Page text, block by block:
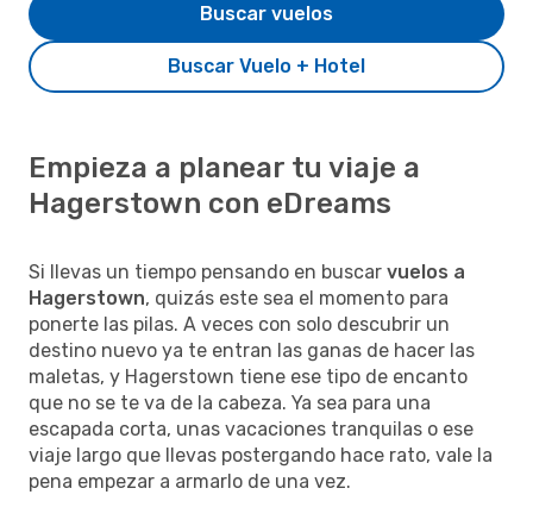
Buscar Vuelo + Hotel
Buscar vuelos
Empieza a planear tu viaje a
Hagerstown con eDreams
Si llevas un tiempo pensando en buscar vuelos a
Hagerstown, quizás este sea el momento para
ponerte las pilas. A veces con solo descubrir un
destino nuevo ya te entran las ganas de hacer las
maletas, y Hagerstown tiene ese tipo de encanto
que no se te va de la cabeza. Ya sea para una
escapada corta, unas vacaciones tranquilas o ese
viaje largo que llevas postergando hace rato, vale la
pena empezar a armarlo de una vez.